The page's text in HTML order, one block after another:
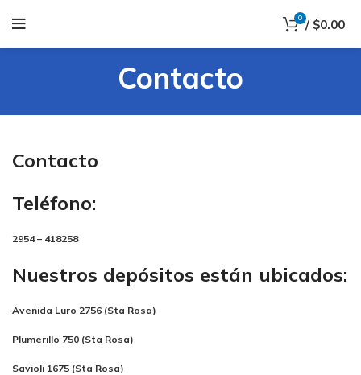
0 / $0.00
Contacto
Contacto
Teléfono:
2954 – 418258
Nuestros depósitos están ubicados:
Avenida Luro 2756 (Sta Rosa)
Plumerillo 750 (Sta Rosa)
Savioli 1675 (Sta Rosa)